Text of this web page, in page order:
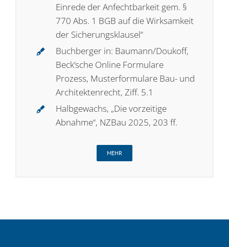
Einrede der Anfechtbarkeit gem. §
770 Abs. 1 BGB auf die Wirksamkeit
der Sicherungsklausel“
Buchberger in: Baumann/Doukoff,
Beck’sche Online Formulare
Prozess, Musterformulare Bau- und
Architektenrecht, Ziff. 5.1
Halbgewachs, „Die vorzeitige
Abnahme“, NZBau 2025, 203 ff.
MEHR